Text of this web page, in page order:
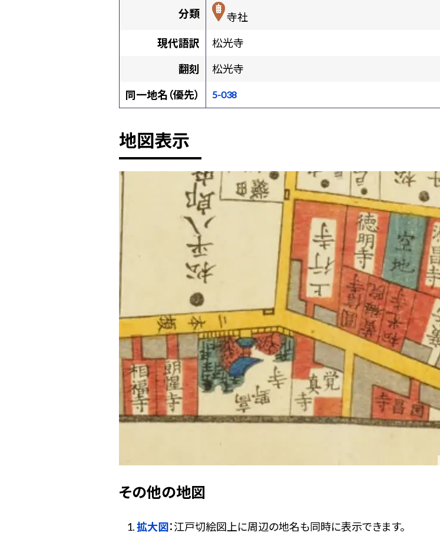
分類
寺社
現代語訳
松光寺
翻刻
松光寺
同一地名（優先）
5-038
地図表示
その他の地図
拡大図：江戸切絵図上に周辺の地名も同時に表示できます。